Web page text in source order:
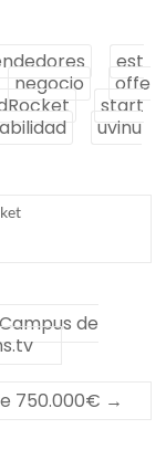
est
negocio
offe
start
uvinu
de
750.000€ →